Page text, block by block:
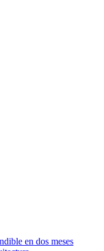
en dos meses